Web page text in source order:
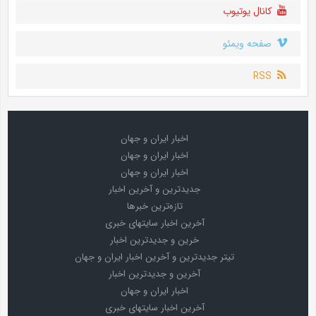
کانال یوتیوب
صفحه ویمئو
RSS
اخبار ایران و جهان
اخبار ایران و جهان
اخبار ایران و جهان
جدیدترین و آخرین اخبار
تازه‌ترین خبرها
آخرین اخبار سایتهای خبری
خرین و جدیدترین اخبار
تیتر جدیدترین و آخرین اخبار ایران و جهان
آخرین و جدیدترین اخبار
اخبار ایران و جهان
آخرین اخبار سایتهای خبری